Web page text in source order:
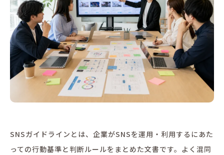
SNSガイドラインとは、企業がSNSを運用・利用するにあた
っての行動基準と判断ルールをまとめた文書です。よく混同